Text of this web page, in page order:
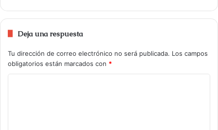
Deja una respuesta
Tu dirección de correo electrónico no será publicada. Los campos
obligatorios están marcados con *